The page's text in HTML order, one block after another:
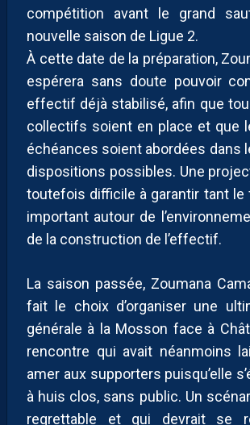
compétition avant le grand
nouvelle saison de Ligue 2.
À cette date de la préparation,
espérera sans doute pouvoir
effectif déjà stabilisé, afin que
collectifs soient en place et que
échéances soient abordées dans
dispositions possibles. Une
toutefois difficile à garantir tant le
important autour de
de la construction de l’effectif.
La saison passée, Zoumana
fait le choix d’organiser une
générale à la Mosson face à
rencontre qui avait néanmoins
amer aux supporters puisqu’elle
à huis clos, sans public. Un
regrettable et qui devrait se